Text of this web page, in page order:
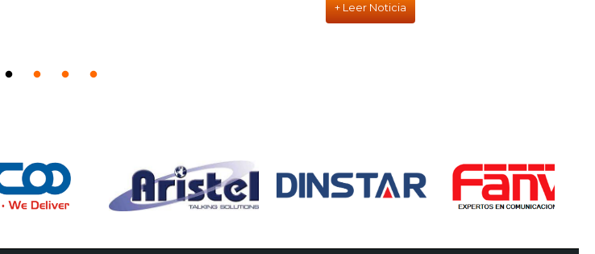
+ Leer Noticia